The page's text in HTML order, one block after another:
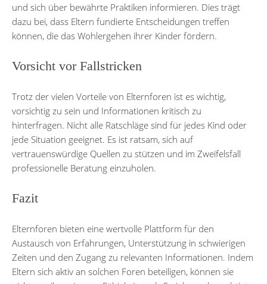
und sich über bewährte Praktiken informieren. Dies trägt
dazu bei, dass Eltern fundierte Entscheidungen treffen
können, die das Wohlergehen ihrer Kinder fördern.
Vorsicht vor Fallstricken
Trotz der vielen Vorteile von Elternforen ist es wichtig,
vorsichtig zu sein und Informationen kritisch zu
hinterfragen. Nicht alle Ratschläge sind für jedes Kind oder
jede Situation geeignet. Es ist ratsam, sich auf
vertrauenswürdige Quellen zu stützen und im Zweifelsfall
professionelle Beratung einzuholen.
Fazit
Elternforen bieten eine wertvolle Plattform für den
Austausch von Erfahrungen, Unterstützung in schwierigen
Zeiten und den Zugang zu relevanten Informationen. Indem
Eltern sich aktiv an solchen Foren beteiligen, können sie